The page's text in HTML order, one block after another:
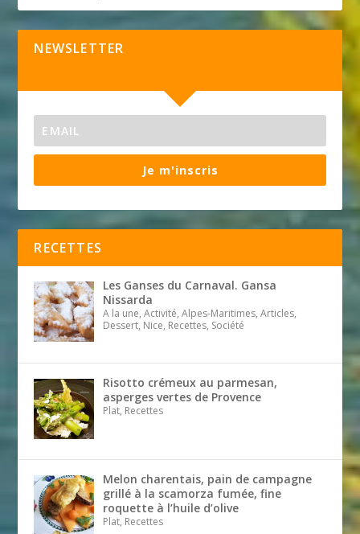
NEWSLETTER
Je m'inscris
RECETTES
Les Ganses du Carnaval. Gansa
Nissarda
A la une, Activité, Alpes-Maritimes, Articles,
Dessert, Nice, Recettes, Société
Risotto crémeux au parmesan,
asperges vertes de Provence
Plat, Recettes
Melon charentais, pain de campagne
grillé à la scamorza fumée, fine
roquette à l’huile d’olive
Plat, Recettes